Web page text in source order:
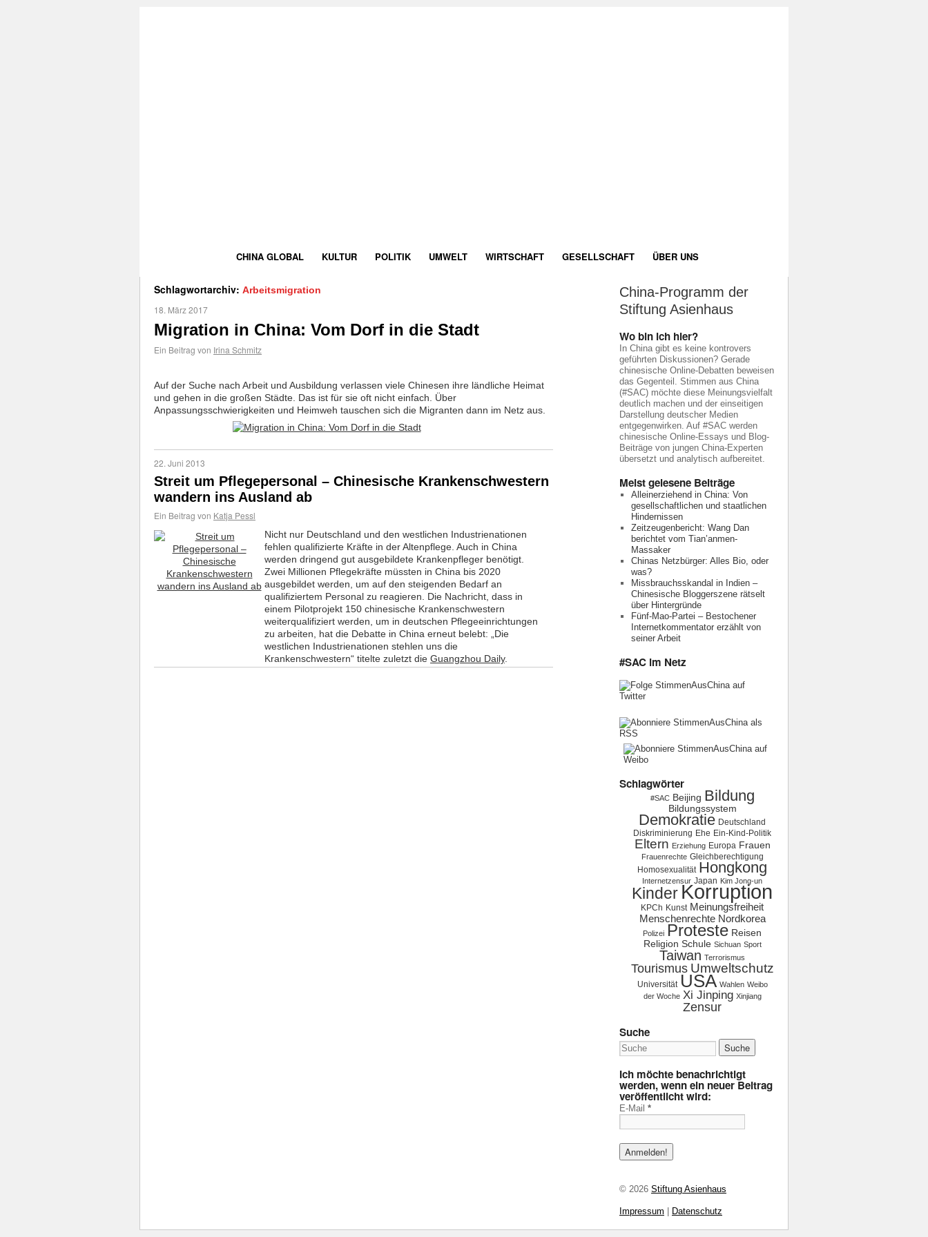
CHINA GLOBAL KULTUR POLITIK UMWELT WIRTSCHAFT GESELLSCHAFT ÜBER UNS
Schlagwortarchiv: Arbeitsmigration
18. März 2017
Migration in China: Vom Dorf in die Stadt
Ein Beitrag von Irina Schmitz
Auf der Suche nach Arbeit und Ausbildung verlassen viele Chinesen ihre ländliche Heimat
und gehen in die großen Städte. Das ist für sie oft nicht einfach. Über
Anpassungsschwierigkeiten und Heimweh tauschen sich die Migranten dann im Netz aus.
22. Juni 2013
Streit um Pflegepersonal – Chinesische Krankenschwestern
wandern ins Ausland ab
Ein Beitrag von Katja Pessl
Nicht nur Deutschland und den westlichen Industrienationen
fehlen qualifizierte Kräfte in der Altenpflege. Auch in China
werden dringend gut ausgebildete Krankenpfleger benötigt.
Zwei Millionen Pflegekräfte müssten in China bis 2020
ausgebildet werden, um auf den steigenden Bedarf an
qualifiziertem Personal zu reagieren. Die Nachricht, dass in
einem Pilotprojekt 150 chinesische Krankenschwestern
weiterqualifiziert werden, um in deutschen Pflegeeinrichtungen
zu arbeiten, hat die Debatte in China erneut belebt: „Die
westlichen Industrienationen stehlen uns die
Krankenschwestern“ titelte zuletzt die Guangzhou Daily.
China-Programm der
Stiftung Asienhaus
Wo bin ich hier?
In China gibt es keine kontrovers
geführten Diskussionen? Gerade
chinesische Online-Debatten beweisen
das Gegenteil. Stimmen aus China
(#SAC) möchte diese Meinungsvielfalt
deutlich machen und der einseitigen
Darstellung deutscher Medien
entgegenwirken. Auf #SAC werden
chinesische Online-Essays und Blog-
Beiträge von jungen China-Experten
übersetzt und analytisch aufbereitet.
Meist gelesene Beiträge
Alleinerziehend in China: Von
gesellschaftlichen und staatlichen
Hindernissen
Zeitzeugenbericht: Wang Dan
berichtet vom Tian’anmen-
Massaker
Chinas Netzbürger: Alles Bio, oder
was?
Missbrauchsskandal in Indien –
Chinesische Bloggerszene rätselt
über Hintergründe
Fünf-Mao-Partei – Bestochener
Internetkommentator erzählt von
seiner Arbeit
#SAC im Netz
Schlagwörter
#SAC Beijing Bildung
Bildungssystem
Demokratie Deutschland
Diskriminierung Ehe Ein-Kind-Politik
Eltern Erziehung Europa Frauen
Frauenrechte Gleichberechtigung
Homosexualität Hongkong
Internetzensur Japan Kim Jong-un
KinderKorruption
KPCh Kunst Meinungsfreiheit
Menschenrechte Nordkorea
Polizei Proteste Reisen
Religion Schule Sichuan Sport
Taiwan Terrorismus
Tourismus Umweltschutz
Universität USA Wahlen Weibo
der Woche Xi Jinping Xinjiang
Zensur
Suche
Ich möchte benachrichtigt
werden, wenn ein neuer Beitrag
veröffentlicht wird:
E-Mail *
© 2026 Stiftung Asienhaus
Impressum Datenschutz